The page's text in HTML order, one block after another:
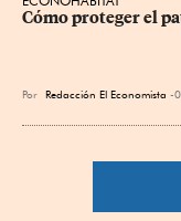
Cómo proteger el
Por Redacción El Economista